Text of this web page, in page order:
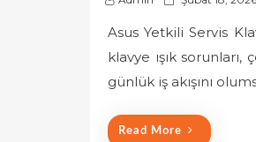
s
t
e
o
n
Asus Yetkili Servis
klavye ışık
günlük iş akışını
Read More